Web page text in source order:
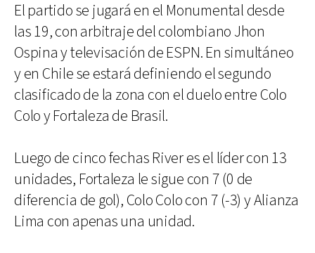
El partido se jugará en el Monumental desde
las 19, con arbitraje del colombiano Jhon
Ospina y televisación de ESPN. En simultáneo
y en Chile se estará definiendo el segundo
clasificado de la zona con el duelo entre Colo
Colo y Fortaleza de Brasil.
Luego de cinco fechas River es el líder con 13
unidades, Fortaleza le sigue con 7 (0 de
diferencia de gol), Colo Colo con 7 (-3) y Alianza
Lima con apenas una unidad.